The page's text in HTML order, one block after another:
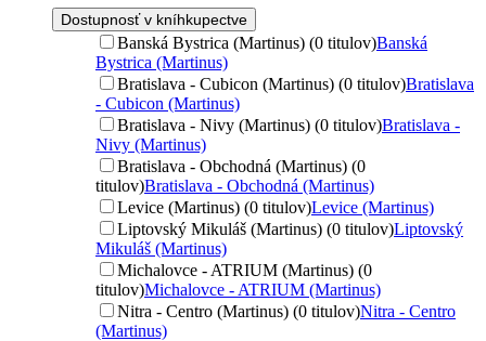
Dostupnosť v kníhkupectve
Banská Bystrica (Martinus) (0 titulov)Banská
Bystrica (Martinus)
Bratislava - Cubicon (Martinus) (0 titulov)Bratislava
- Cubicon (Martinus)
Bratislava - Nivy (Martinus) (0 titulov)Bratislava -
Nivy (Martinus)
Bratislava - Obchodná (Martinus) (0
titulov)Bratislava - Obchodná (Martinus)
Levice (Martinus) (0 titulov)Levice (Martinus)
Liptovský Mikuláš (Martinus) (0 titulov)Liptovský
Mikuláš (Martinus)
Michalovce - ATRIUM (Martinus) (0
titulov)Michalovce - ATRIUM (Martinus)
Nitra - Centro (Martinus) (0 titulov)Nitra - Centro
(Martinus)